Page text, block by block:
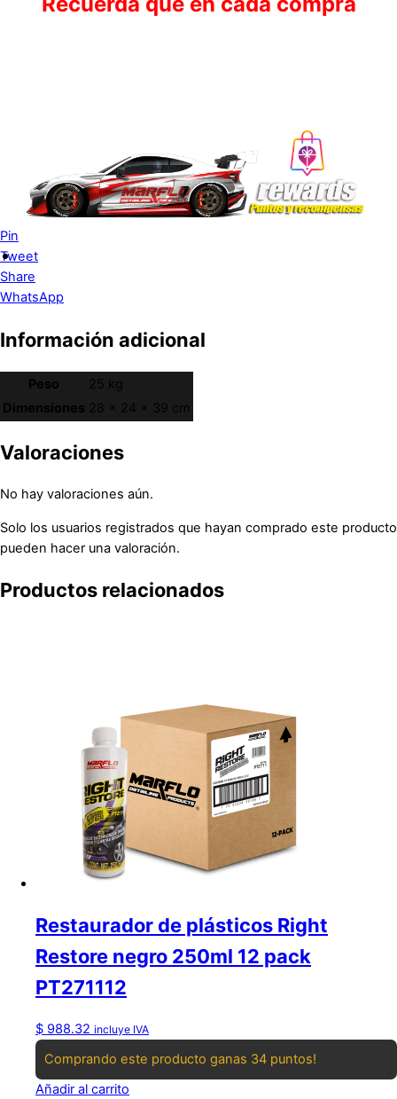
Pin
Tweet
Share
WhatsApp
Información adicional
Peso
25 kg
Dimensiones 28 × 24 × 39 cm
Valoraciones
No hay valoraciones aún.
Solo los usuarios registrados que hayan comprado este producto
pueden hacer una valoración.
Productos relacionados
Restaurador de plásticos Right
Restore negro 250ml 12 pack
PT271112
$ 988.32 incluye IVA
Comprando este producto ganas 34 puntos!
Añadir al carrito